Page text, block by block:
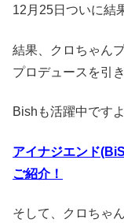
12月25日ついに結
結果、クロちゃん
プロデュースを引
Bishも活躍中ですよ
アイナジエンド
ご紹介！
そして、クロちゃ